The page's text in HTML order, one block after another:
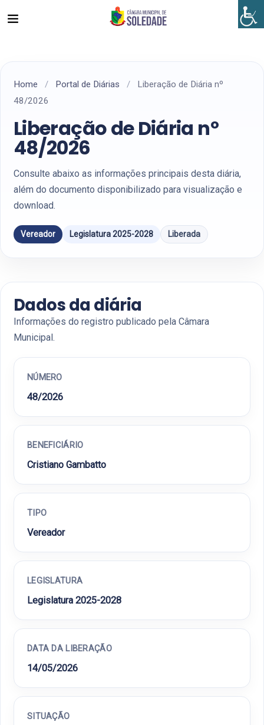
Home / Portal de Diárias /
Liberação de Diária nº
48/2026
Liberação de Diária nº
48/2026
Consulte abaixo as informações principais desta diária,
além do documento disponibilizado para visualização e
download.
Vereador Legislatura 2025-2028 Liberada
Dados da diária
Informações do registro publicado pela Câmara
Municipal.
NÚMERO
48/2026
BENEFICIÁRIO
Cristiano Gambatto
TIPO
Vereador
LEGISLATURA
Legislatura 2025-2028
DATA DA LIBERAÇÃO
14/05/2026
SITUAÇÃO